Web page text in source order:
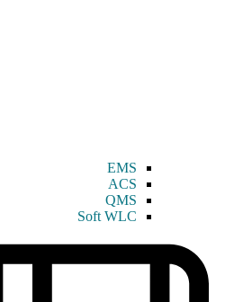
EMS
ACS
QMS
Soft WLC